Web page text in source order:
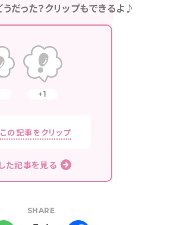
だった？クリップもできるよ♪
1
この記事をクリップ
た記事を見る
SHARE